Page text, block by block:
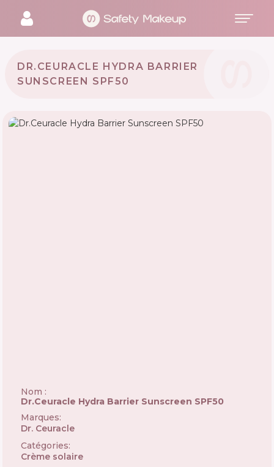
DR.CEURACLE HYDRA BARRIER
SUNSCREEN SPF50
Nom :
Dr.Ceuracle Hydra Barrier Sunscreen SPF50
Marques:
Dr. Ceuracle
Catégories:
Crème solaire